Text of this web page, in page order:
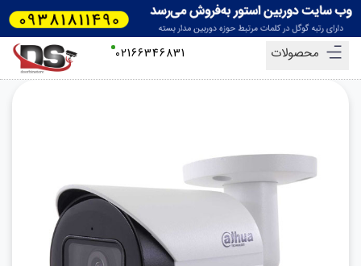
محصولات 02166346831